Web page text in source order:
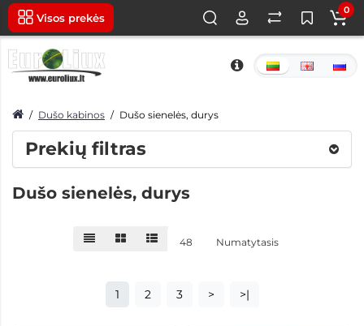
Visos prekės
0
Dušo kabinos Dušo sienelės, durys
Prekių filtras
Dušo sienelės, durys
48 Numatytasis
1 2 3 > >|